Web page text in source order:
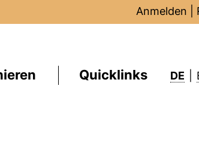
Anmelden
Quicklinks DE